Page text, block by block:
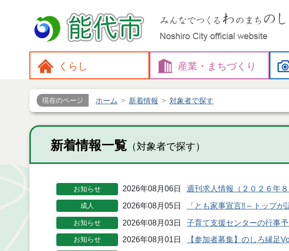
くらし 産業・ まちづくり
現在のページ ホーム 新着情報 対象者で探す
新着情報一覧 （対象者で探す）
お知らせ 2026年08月06日 週刊求人情報（２０２６年８
成人 2026年08月05日 「とも家事宣言‼～トップ
お知らせ 2026年08月03日 子育て支援センターの行事
お知らせ 2026年08月01日 【参加者募集】のしろ縁足